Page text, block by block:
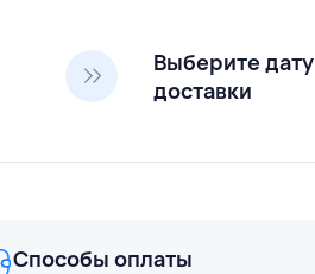
Выберите дату
доставки
Способы оплаты